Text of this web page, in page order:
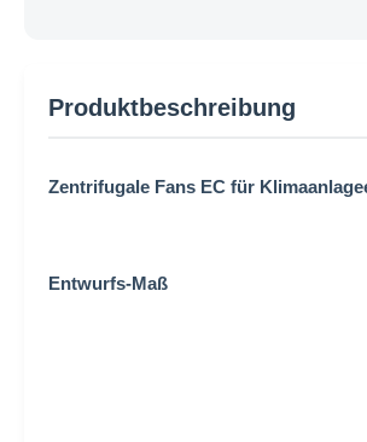
Produktbeschreibung
Zentrifugale Fans EC für
Entwurfs-Maß